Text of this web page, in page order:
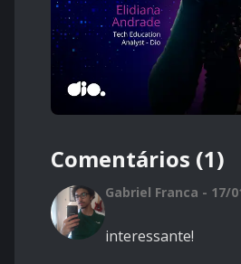
Comentários (1)
Gabriel Franca - 17/
interessante!